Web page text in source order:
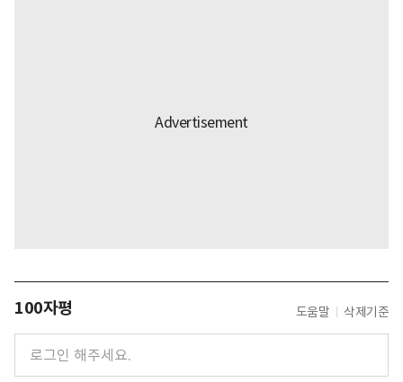
100자평 도움말 삭제기준